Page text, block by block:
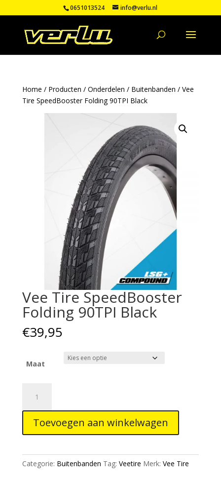
0651013524 info@verlu.nl
Home / Producten / Onderdelen / Buitenbanden / Vee
Tire SpeedBooster Folding 90TPI Black
Vee Tire SpeedBooster
Folding 90TPI Black
€39,95
Maat
SpeedBooster
Folding
90TPI
aantal
Toevoegen aan winkelwagen
Categorie: Buitenbanden Tag: Veetire Merk: Vee Tire